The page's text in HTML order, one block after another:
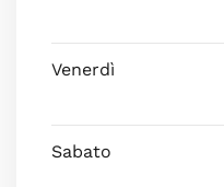
Venerdì
Sabato